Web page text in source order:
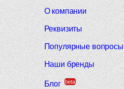
О компании
Реквизиты
Популярные вопросы
Наши бренды
Блог beta